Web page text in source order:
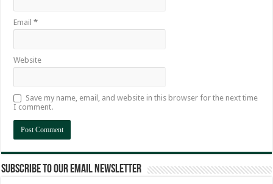
Email*
Website
Save my name, email, and website in this browser for the next time
I comment.
Subscribe to our email newsletter